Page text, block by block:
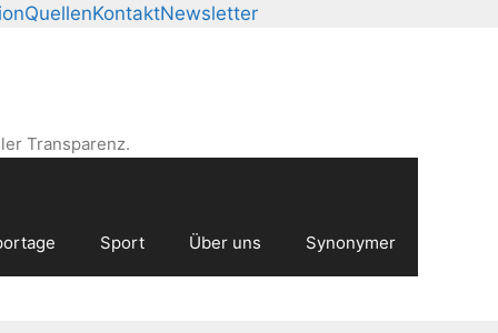
QuellenKontaktNewsletter
Transparenz.
Sport Über uns Synonymer